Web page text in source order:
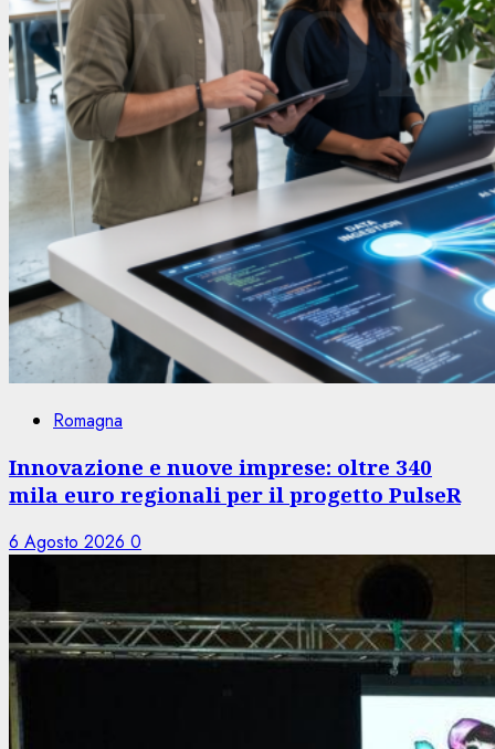
Romagna
Innovazione e nuove imprese: oltre 340
mila euro regionali per il progetto PulseR
6 Agosto 2026 0